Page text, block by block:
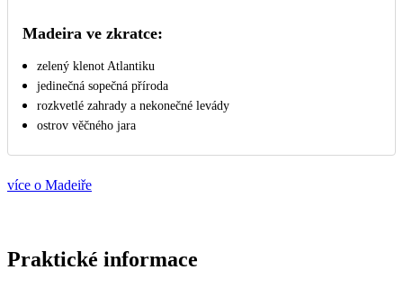
Madeira ve zkratce:
zelený klenot Atlantiku
jedinečná sopečná příroda
rozkvetlé zahrady a nekonečné levády
ostrov věčného jara
více o Madeiře
Praktické informace